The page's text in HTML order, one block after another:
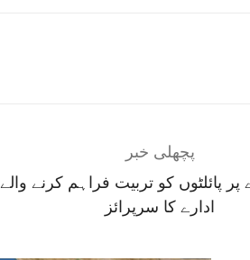
پچھلی خبر
پر پائلٹوں کو تربیت فراہم کرنے والے
ادارے کا سرپرائز